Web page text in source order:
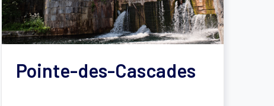
Pointe-des-Cascades